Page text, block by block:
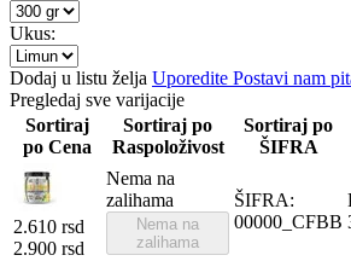
Ukus:
Dodaj u listu želja Uporedite Postavi nam
Pregledaj sve varijacije
Sortiraj
po Cena
Sortiraj po
Raspoloživost
Sortiraj po
ŠIFRA
2.610 rsd
2.900 rsd
Nema na
zalihama
Nema na
zalihama
ŠIFRA:
00000_CFBB